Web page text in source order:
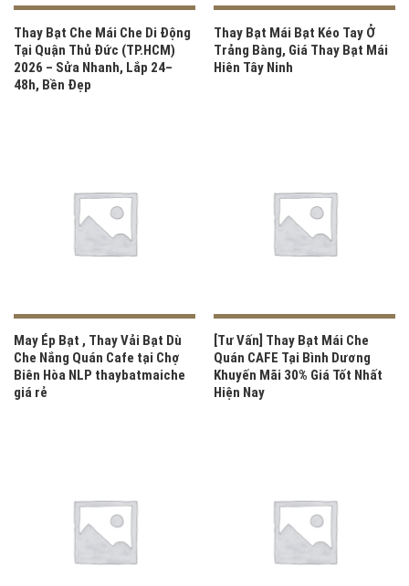
Thay Bạt Che Mái Che Di Động
Tại Quận Thủ Đức (TP.HCM)
2026 – Sửa Nhanh, Lắp 24–
48h, Bền Đẹp
Thay Bạt Mái Bạt Kéo Tay Ở
Trảng Bàng, Giá Thay Bạt Mái
Hiên Tây Ninh
May Ép Bạt , Thay Vải Bạt Dù
Che Nắng Quán Cafe tại Chợ
Biên Hòa NLP thaybatmaiche
giá rẻ
[Tư Vấn] Thay Bạt Mái Che
Quán CAFE Tại Bình Dương
Khuyến Mãi 30% Giá Tốt Nhất
Hiện Nay